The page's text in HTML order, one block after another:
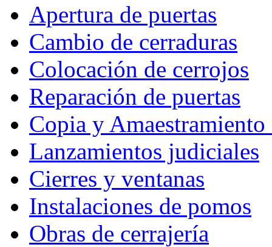
Apertura de puertas
Cambio de cerraduras
Colocación de cerrojos
Reparación de puertas
Copia y Amaestramiento
Lanzamientos judiciales
Cierres y ventanas
Instalaciones de pomos
Obras de cerrajería